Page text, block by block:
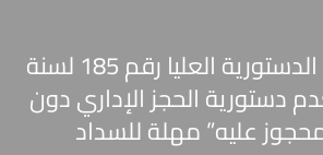
حكم المحكمة الدستورية العليا رقم 185 لسنة
دستورية الحجز الإداري دون
عليه” مهلة للسداد